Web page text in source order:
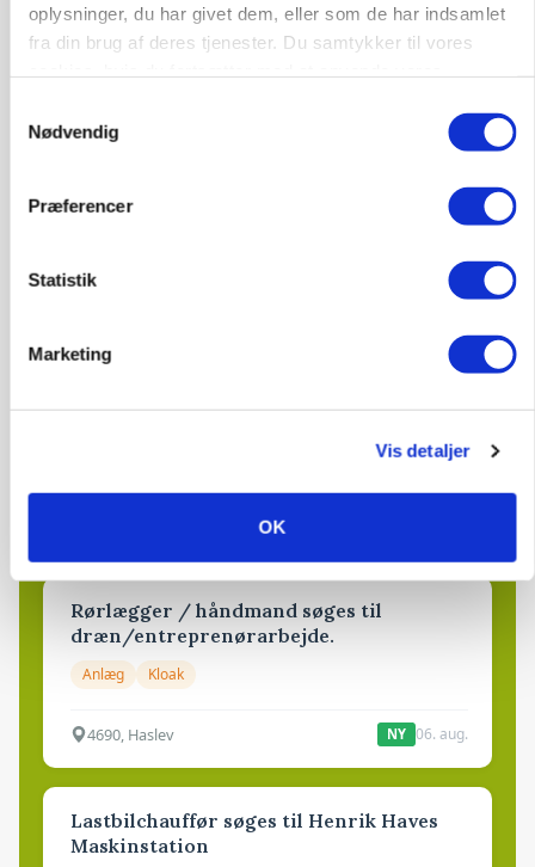
oplysninger, du har givet dem, eller som de har indsamlet
fra din brug af deres tjenester. Du samtykker til vores
Nødvendig
Præferencer
Statistik
Marketing
Vis detaljer
OK
Annonce
Loading...
Rørlægger / håndmand søges til
dræn/entreprenørarbejde.
Anlæg Kloak
4690, Haslev NY 06. aug.
Lastbilchauffør søges til Henrik Haves
Maskinstation